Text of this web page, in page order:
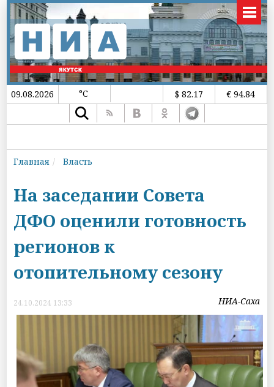
09.08.2026 °C $ 82.17 € 94.84
Главная Власть
На заседании Совета
ДФО оценили готовность
регионов к
отопительному сезону
24.10.2024 13:33 НИА-Саха